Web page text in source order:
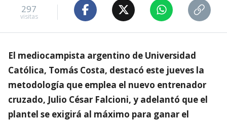
297
visitas
El mediocampista argentino de Universidad
Católica, Tomás Costa, destacó este jueves la
metodología que emplea el nuevo entrenador
cruzado, Julio César Falcioni, y adelantó que el
plantel se exigirá al máximo para ganar el